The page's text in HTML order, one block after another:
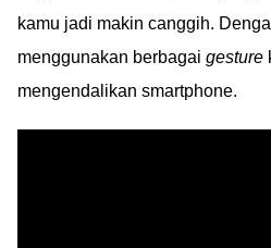
kamu jadi makin canggih.
menggunakan berbagai gesture
mengendalikan smartphone.